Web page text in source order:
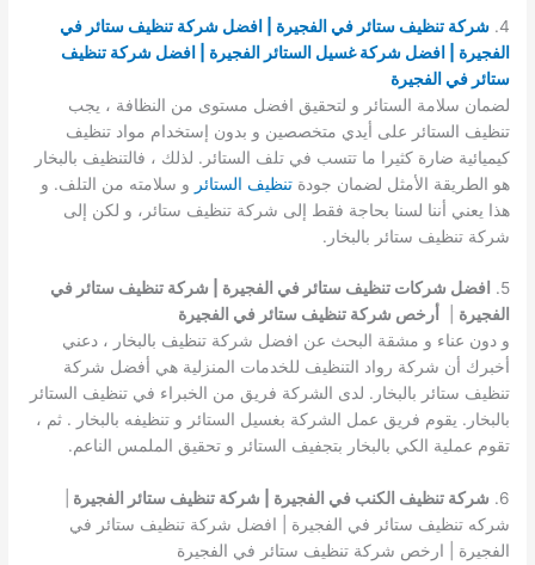
4. شركة تنظيف ستائر في الفجيرة | افضل شركة تنظيف ستائر في
الفجيرة | افضل شركة غسيل الستائر الفجيرة | افضل شركة تنظيف
ستائر في الفجيرة
لضمان سلامة الستائر و لتحقيق افضل مستوى من النظافة ، يجب
تنظيف الستائر على أيدي متخصصين و بدون إستخدام مواد تنظيف
كيميائية ضارة كثيرا ما تتسب في تلف الستائر. لذلك ، فالتنظيف بالبخار
هو الطريقة الأمثل لضمان جودةتنظيف الستائر و سلامته من التلف. و
هذا يعني أننا لسنا بحاجة فقط إلى شركة تنظيف ستائر، و لكن إلى
شركة تنظيف ستائر بالبخار.
5.
افضل شركات تنظيف ستائر في الفجيرة | شركة تنظيف ستائر في
الفجيرة
أرخص شركة تنظيف ستائر في الفجيرة
و دون عناء و مشقة البحث عن افضل شركة تنظيف بالبخار ، دعني
أخبرك أن شركة رواد التنظيف للخدمات المنزلية هي أفضل شركة
تنظيف ستائر بالبخار. لدى الشركة فريق من الخبراء في تنظيف الستائر
بالبخار. يقوم فريق عمل الشركة بغسيل الستائر و تنظيفه بالبخار . ثم ،
تقوم عملية الكي بالبخار بتجفيف الستائر و تحقيق الملمس الناعم.
6. شركة تنظيف الكنب في الفجيرة | شركة تنظيف ستائر الفجيرة
شركه تنظيف ستائر في الفجيرة | افضل شركة تنظيف ستائر في
الفجيرة | ارخص شركة تنظيف ستائر في الفجيرة